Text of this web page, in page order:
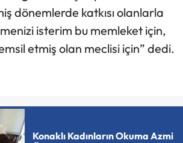
dönemlerde katkısı olanlarla
isterim bu memleket için,
etmiş olan meclisi için” dedi.
Konaklı Kadınların Okuma Azmi